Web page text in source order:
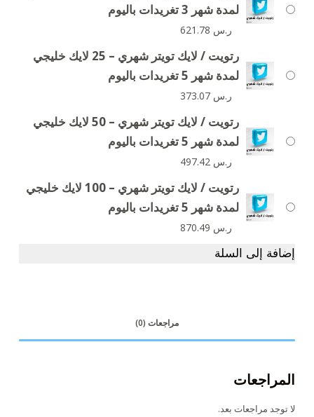
لمدة شهر 3 تغريدات باليوم
ر.س
رتويت / لايك تويتر شهري – 25 لايك خليجي
لمدة شهر 5 تغريدات باليوم
ر.س
رتويت / لايك تويتر شهري – 50 لايك خليجي
لمدة شهر 5 تغريدات باليوم
ر.س
رتويت / لايك تويتر شهري – 100 لايك خليجي
لمدة شهر 5 تغريدات باليوم
ر.س
إضافة إلى السلة
مراجعات (0)
المراجعات
لا توجد مراجعات بعد.